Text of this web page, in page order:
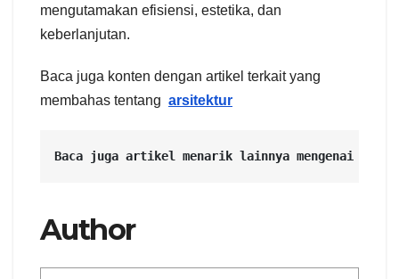
mengutamakan efisiensi, estetika, dan
keberlanjutan.
Baca juga konten dengan artikel terkait yang
membahas tentang arsitektur
Baca juga artikel menarik lainnya mengenai
Author